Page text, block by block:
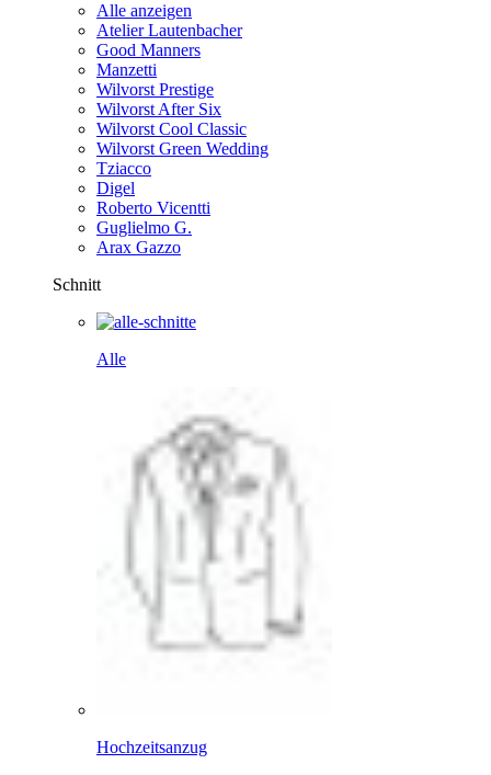
Alle anzeigen
Atelier Lautenbacher
Good Manners
Manzetti
Wilvorst Prestige
Wilvorst After Six
Wilvorst Cool Classic
Wilvorst Green Wedding
Tziacco
Digel
Roberto Vicentti
Guglielmo G.
Arax Gazzo
Schnitt
Alle
Hochzeitsanzug